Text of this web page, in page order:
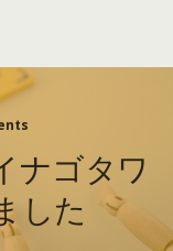
ナゴタワ
した